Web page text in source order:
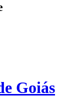
Goiás